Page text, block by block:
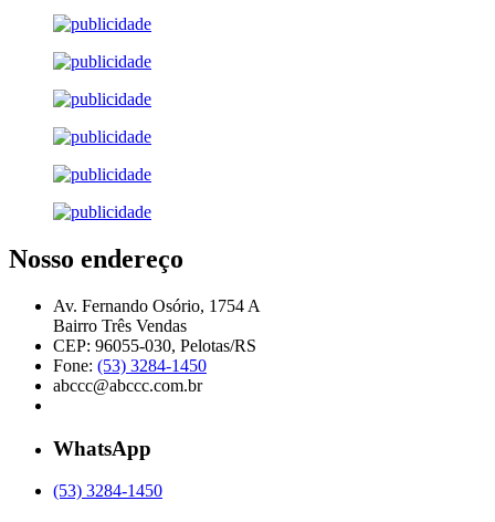
Nosso endereço
Av. Fernando Osório, 1754 A
Bairro Três Vendas
CEP: 96055-030, Pelotas/RS
Fone: (53) 3284-1450
abccc@abccc.com.br
WhatsApp
(53) 3284-1450